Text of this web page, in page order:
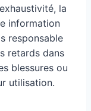
la
information
responsable
retards dans
blessures ou
utilisation.